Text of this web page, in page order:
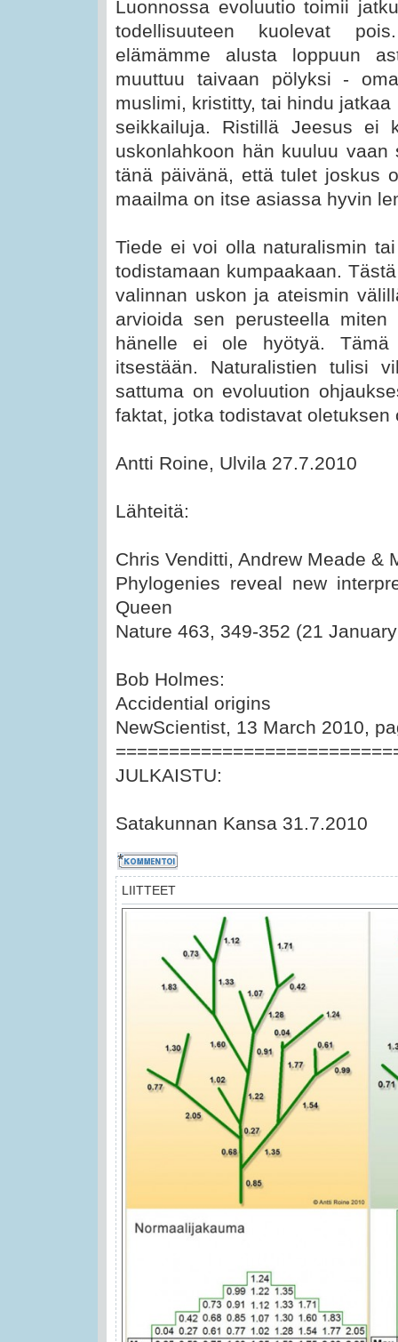
Luonnossa evoluutio toimii
todellisuuteen kuolevat
elämämme alusta loppuun
muuttuu taivaan pölyksi -
muslimi, kristitty, tai hindu
seikkailuja. Ristillä Jeesus ei
uskonlahkoon hän kuuluu
tänä päivänä, että tulet joskus
maailma on itse asiassa hyvin
Tiede ei voi olla naturalismin
todistamaan kumpaakaan.
valinnan uskon ja ateismin
arvioida sen perusteella
hänelle ei ole hyötyä. Tämä
itsestään. Naturalistien tulisi
sattuma on evoluution
faktat, jotka todistavat oletuksen
Antti Roine, Ulvila 27.7.2010
Lähteitä:
Chris Venditti, Andrew Meade &
Phylogenies reveal new
Queen
Nature 463, 349-352 (21
Bob Holmes:
Accidential origins
NewScientist, 13 March 2010,
JULKAISTU:
Satakunnan Kansa 31.7.2010
Kommentoi
LIITTEET